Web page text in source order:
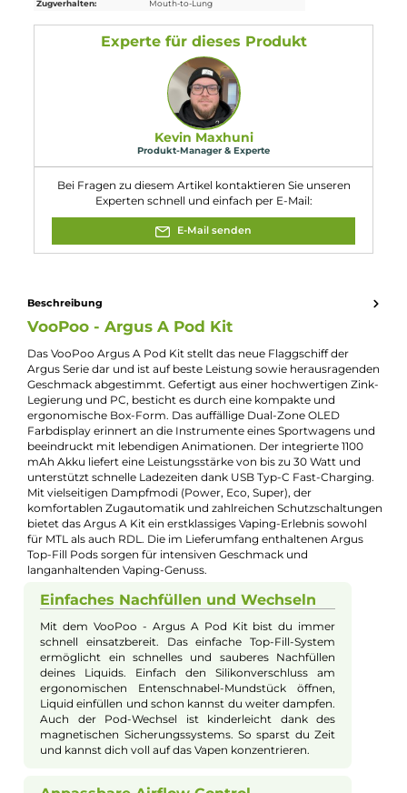
Beschreibung
VooPoo - Argus A Pod Kit
Das VooPoo Argus A Pod Kit stellt das neue Flaggschiff der
Lieferumfang
1 x VooPoo Argus A Pod Mod Akkuträger
1 x VooPoo Argus Top-FillErsatz-Pod
1 x VooPoo Argus Top-FillErsatz-Pod0.7 Ohm
Ladekabel
1 x Lanyard
1 x Bedienungsanleitung
Eigenschaften
Bauform:
OLED-Display
Eigenschaften:
Einsteigerfreundlich
Füllvolumen:
3ml
Geregelter Akkuträger:
Ja
Maximale Leistung:
30W
Zugverhalten:
Mouth-to-Lung
Experte für dieses Produkt
Kevin Maxhuni
Produkt-Manager & Experte
Bei Fragen zu diesem Artikel kontaktieren Sie unseren
E-Mail senden